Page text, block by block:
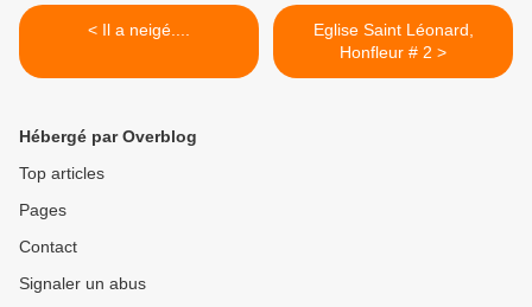
< Il a neigé....
Eglise Saint Léonard,
Honfleur # 2 >
Hébergé par Overblog
Top articles
Pages
Contact
Signaler un abus